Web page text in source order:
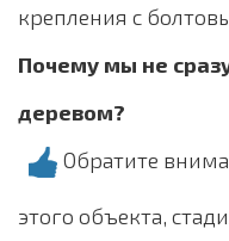
крепления с
Почему мы не
деревом?
Обратите
этого объекта,